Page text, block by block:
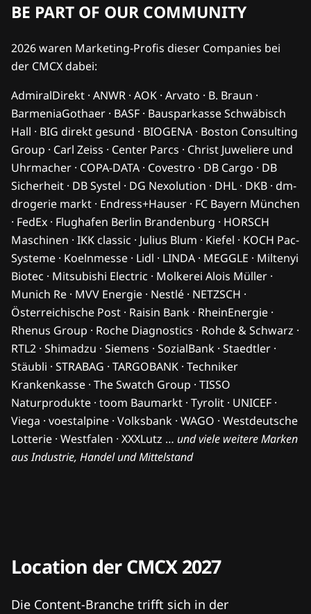
BE PART OF OUR COMMUNITY
2026 waren Marketing-Profis dieser Companies bei
der CMCX dabei:
AdmiralDirekt · ANWR · AOK · Arvato · B. Braun ·
BarmeniaGothaer · BASF · Bausparkasse Schwäbisch
Hall · BIG direkt gesund · BIOGENA · Boston Consulting
Group · Carl Zeiss · Center Parcs · Christ Juweliere und
Uhrmacher · COPA-DATA · Covestro · DB Cargo · DB
Sicherheit · DB Systel · DG Nexolution · DHL · DKB · dm-
drogerie markt · Endress+Hauser · FC Bayern München
· FedEx · Flughafen Berlin Brandenburg · HORSCH
Maschinen · IKK classic · Julius Blum · Kiefel · KOCH Pac-
Systeme · Koelnmesse · Lidl · LINDA · MEGGLE · Miltenyi
Biotec · Mitsubishi Electric · Molkerei Alois Müller ·
Munich Re · MVV Energie · Nestlé · NETZSCH ·
Österreichische Post · Raisin Bank · RheinEnergie ·
Rhenus Group · Roche Diagnostics · Rohde & Schwarz ·
RTL2 · Shimadzu · Siemens · SozialBank · Staedtler ·
Stäubli · STRABAG · TARGOBANK · Techniker
Krankenkasse · The Swatch Group · TISSO
Naturprodukte · toom Baumarkt · Tyrolit · UNICEF ·
Viega · voestalpine · Volksbank · WAGO · Westdeutsche
Lotterie · Westfalen · XXXLutz … und viele weitere Marken
aus Industrie, Handel und Mittelstand
Location der CMCX 2027
Die Content-Branche trifft sich in der